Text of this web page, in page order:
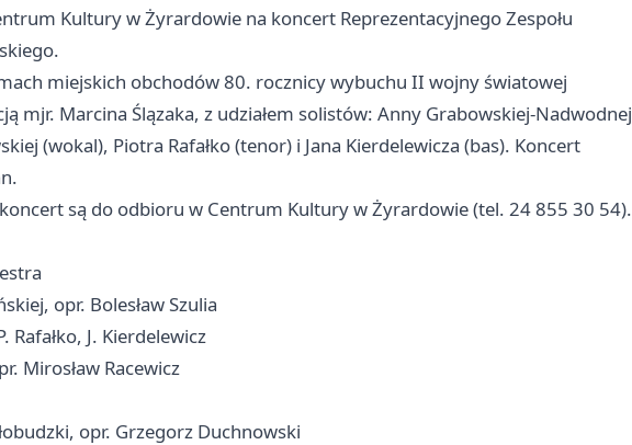
Kultury w Żyrardowie na koncert Reprezentacyjnego Zespołu
miejskich obchodów 80. rocznicy wybuchu II wojny światowej
mjr. Marcina Ślązaka, z udziałem solistów: Anny Grabowskiej-Nadwodnej
(wokal), Piotra Rafałko (tenor) i Jana Kierdelewicza (bas). Koncert
koncert są do odbioru w Centrum Kultury w Żyrardowie (tel. 24 855 30 54).
opr. Bolesław Szulia
Rafałko, J. Kierdelewicz
Mirosław Racewicz
opr. Grzegorz Duchnowski